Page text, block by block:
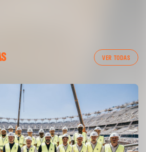
VER TODAS